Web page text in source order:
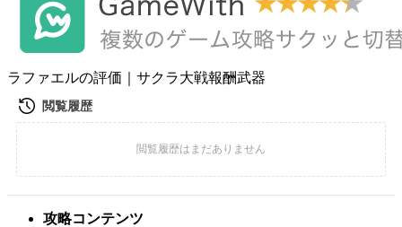
ラファエルの評価｜サクラ大戦報酬武器
攻略コンテンツ